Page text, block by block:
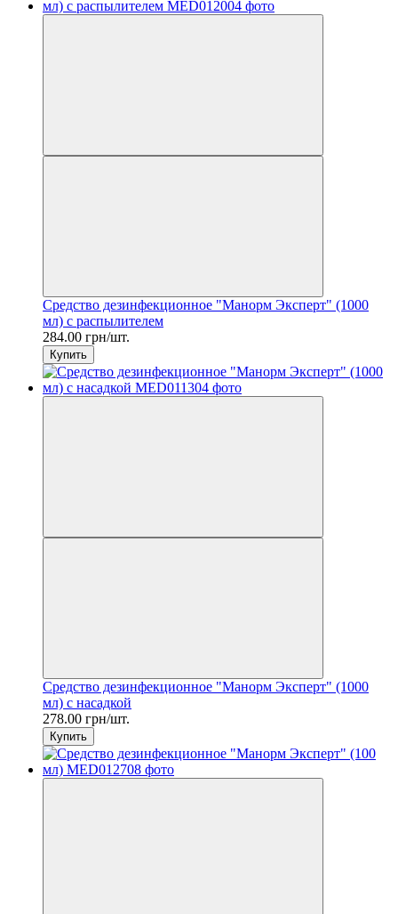
Средство дезинфекционное "Манорм Эксперт" (1000
мл) с распылителем
284.00 грн/шт.
Купить
Средство дезинфекционное "Манорм Эксперт" (1000
мл) с насадкой
278.00 грн/шт.
Купить